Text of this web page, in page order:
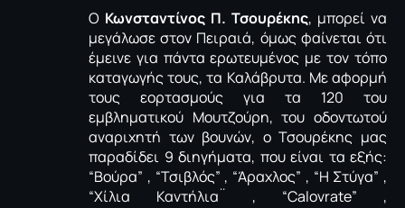
Ο Κωνσταντίνος Π. Τσουρέκης, μπορεί να
μεγάλωσε στον Πειραιά, όμως φαίνεται ότι
έμεινε για πάντα ερωτευμένος με τον τόπο
καταγωγής τους, τα Καλάβρυτα. Με αφορμή
τους εορτασμούς για τα 120 του
εμβληματικού Μουτζούρη, του οδοντωτού
αναριχητή των βουνών, ο Τσουρέκης μας
παραδίδει 9 διηγήματα, που είναι τα εξής:
“Βούρα” , “Τσιβλός” , “Άραχλος” , “Η Στύγα” ,
“Χίλια Καντήλια¨ , “Calovrate” ,